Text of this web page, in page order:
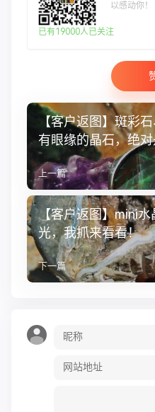
以感动你！
已有19000人已关注
【客户返图】斑彩
有眼缘的晶石，绝
上一篇
【客户返图】mini
光，我抓来看看！
下一篇